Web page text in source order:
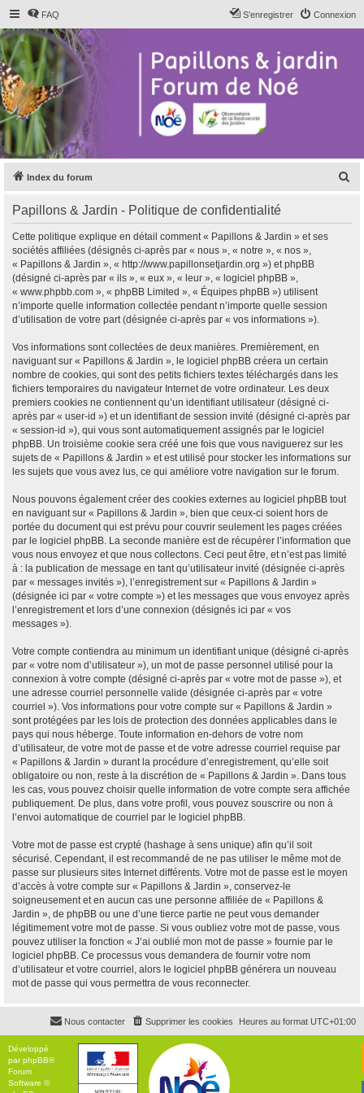
FAQ Connexion
S’enregistrer
Index du forum
Papillons & Jardin - Politique de confidentialité
Cette politique explique en détail comment « Papillons & Jardin » et ses
sociétés affiliées (désignés ci-après par « nous », « notre », « nos »,
« Papillons & Jardin », « http://www.papillonsetjardin.org ») et phpBB
(désigné ci-après par « ils », « eux », « leur », « logiciel phpBB »,
« www.phpbb.com », « phpBB Limited », « Équipes phpBB ») utilisent
n’importe quelle information collectée pendant n’importe quelle session
d’utilisation de votre part (désignée ci-après par « vos informations »).
Vos informations sont collectées de deux manières. Premièrement, en
naviguant sur « Papillons & Jardin », le logiciel phpBB créera un certain
nombre de cookies, qui sont des petits fichiers textes téléchargés dans les
fichiers temporaires du navigateur Internet de votre ordinateur. Les deux
premiers cookies ne contiennent qu’un identifiant utilisateur (désigné ci-
après par « user-id ») et un identifiant de session invité (désigné ci-après par
« session-id »), qui vous sont automatiquement assignés par le logiciel
phpBB. Un troisième cookie sera créé une fois que vous naviguerez sur les
sujets de « Papillons & Jardin » et est utilisé pour stocker les informations sur
les sujets que vous avez lus, ce qui améliore votre navigation sur le forum.
Nous pouvons également créer des cookies externes au logiciel phpBB tout
en naviguant sur « Papillons & Jardin », bien que ceux-ci soient hors de
portée du document qui est prévu pour couvrir seulement les pages créées
par le logiciel phpBB. La seconde manière est de récupérer l’information que
vous nous envoyez et que nous collectons. Ceci peut être, et n’est pas limité
à : la publication de message en tant qu’utilisateur invité (désignée ci-après
par « messages invités »), l’enregistrement sur « Papillons & Jardin »
(désignée ici par « votre compte ») et les messages que vous envoyez après
l’enregistrement et lors d’une connexion (désignés ici par « vos
messages »).
Votre compte contiendra au minimum un identifiant unique (désigné ci-après
par « votre nom d’utilisateur »), un mot de passe personnel utilisé pour la
connexion à votre compte (désigné ci-après par « votre mot de passe »), et
une adresse courriel personnelle valide (désignée ci-après par « votre
courriel »). Vos informations pour votre compte sur « Papillons & Jardin »
sont protégées par les lois de protection des données applicables dans le
pays qui nous héberge. Toute information en-dehors de votre nom
d’utilisateur, de votre mot de passe et de votre adresse courriel requise par
« Papillons & Jardin » durant la procédure d’enregistrement, qu’elle soit
obligatoire ou non, reste à la discrétion de « Papillons & Jardin ». Dans tous
les cas, vous pouvez choisir quelle information de votre compte sera affichée
publiquement. De plus, dans votre profil, vous pouvez souscrire ou non à
l’envoi automatique de courriel par le logiciel phpBB.
Votre mot de passe est crypté (hashage à sens unique) afin qu’il soit
sécurisé. Cependant, il est recommandé de ne pas utiliser le même mot de
passe sur plusieurs sites Internet différents. Votre mot de passe est le moyen
d’accès à votre compte sur « Papillons & Jardin », conservez-le
soigneusement et en aucun cas une personne affiliée de « Papillons &
Jardin », de phpBB ou une d’une tierce partie ne peut vous demander
légitimement votre mot de passe. Si vous oubliez votre mot de passe, vous
pouvez utiliser la fonction « J’ai oublié mon mot de passe » fournie par le
logiciel phpBB. Ce processus vous demandera de fournir votre nom
d’utilisateur et votre courriel, alors le logiciel phpBB générera un nouveau
mot de passe qui vous permettra de vous reconnecter.
Heures au format UTC+01:00
Supprimer les cookies
Nous contacter
Développé
parphpBB®
Forum
Software ©